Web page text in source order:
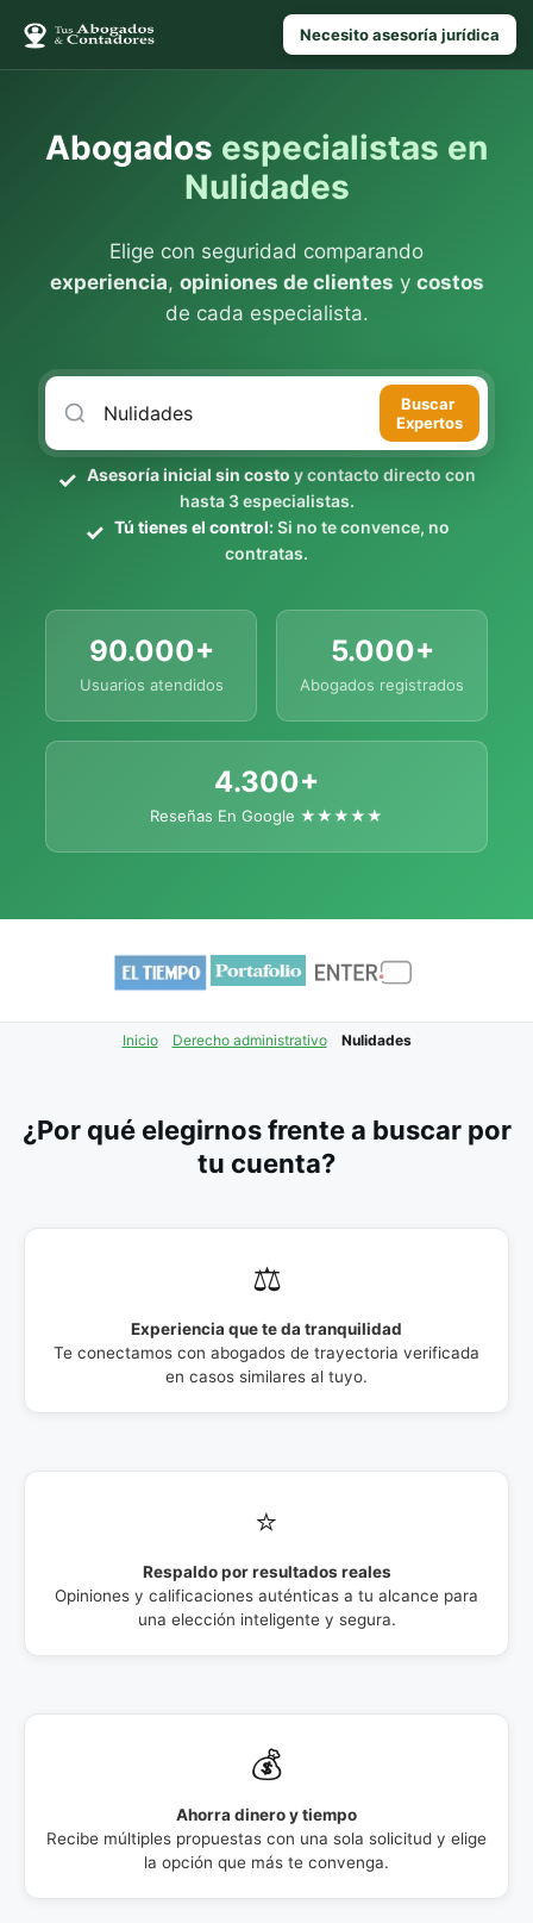
Necesito asesoría jurídica
Abogados especialistas en
Nulidades
Elige con seguridad comparando
experiencia, opiniones de clientes y costos
de cada especialista.
Buscar
Expertos
Asesoría inicial sin costo y contacto directo con
hasta 3 especialistas.
Tú tienes el control:Si no te convence, no
contratas.
90.000+
Usuarios atendidos
5.000+
Abogados registrados
4.300+
Reseñas En Google ★★★★★
Inicio Derecho administrativo Nulidades
¿Por qué elegirnos frente a buscar por
tu cuenta?
⚖️
Experiencia que te da tranquilidad
Te conectamos con abogados de trayectoria verificada
en casos similares al tuyo.
⭐
Respaldo por resultados reales
Opiniones y calificaciones auténticas a tu alcance para
una elección inteligente y segura.
💰
Ahorra dinero y tiempo
Recibe múltiples propuestas con una sola solicitud y elige
la opción que más te convenga.